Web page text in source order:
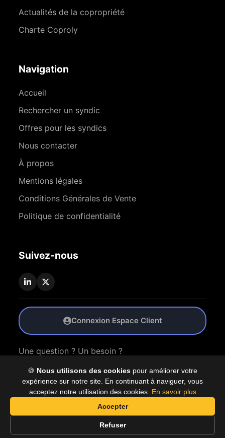
🍪 Nous utilisons des cookies pour améliorer votre
expérience sur notre site. En continuant à naviguer, vous
acceptez notre utilisation des cookies. En savoir plus
Accepter
Refuser
Actualités de la copropriété
Charte Coproly
Navigation
Accueil
Rechercher un syndic
Offres pour les syndics
Nous contacter
À propos
Mentions légales
Conditions Générales de Vente
Politique de confidentialité
Suivez-nous
Connexion Espace Client
Une question ? Un besoin ?
Nous Contacter
© 2026 Coproly. Tous droits réservés.